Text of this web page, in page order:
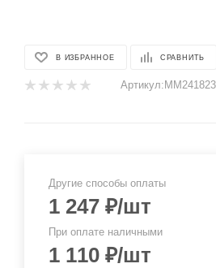
В ИЗБРАННОЕ СРАВНИТЬ
Артикул:
Другие способы оплаты
1 247 ₽/шт
При оплате наличными
1 110 ₽/шт